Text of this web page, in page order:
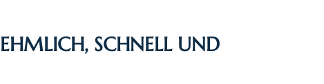
SCHNELL UND